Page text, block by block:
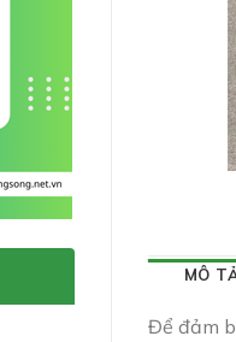
MÔ
Để đảm